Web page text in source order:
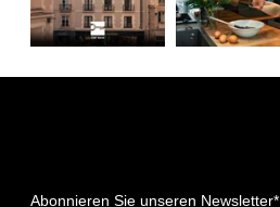
Abonnieren Sie unseren Newsletter*